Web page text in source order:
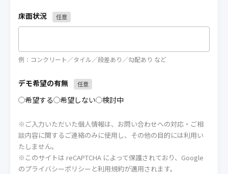
床面状況 任意
例：コンクリート／タイル／段差あり／勾配あり など
デモ希望の有無 任意
希望する 希望しない 検討中
※ご入力いただいた個人情報は、お問い合わせへの対応・ご相
談内容に関するご連絡のみに使用し、その他の目的には利用い
たしません。
※このサイトは reCAPTCHA によって保護されており、Google
のプライバシーポリシー と利用規約が適用されます。